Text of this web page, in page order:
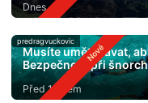
Dnes
predragvuckovic
Musíte umět plavat,
Bezpečnost při
Před 1 dnem